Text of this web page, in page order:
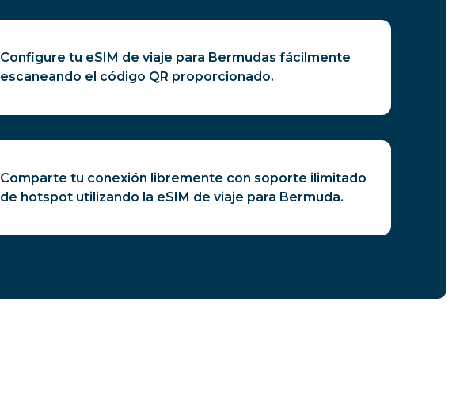
Configure tu eSIM de viaje para Bermudas fácilmente
escaneando el código QR proporcionado.
Comparte tu conexión libremente con soporte ilimitado
de hotspot utilizando la eSIM de viaje para Bermuda.